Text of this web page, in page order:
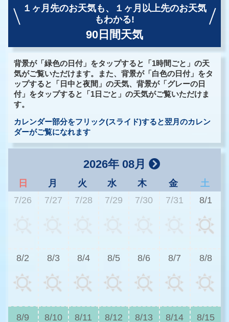
１ヶ月先のお天気も、
１ヶ月以上先のお天気
もわかる!
90日間天気
背景が「緑色の日付」をタップすると「1時間ごと」の天
気がご覧いただけます。また、背景が「白色の日付」をタ
ップすると「日中と夜間」の天気、背景が「グレーの日
付」をタップすると「1日ごと」の天気がご覧いただけま
す。
カレンダー部分をフリック(スライド)すると翌月のカレン
ダーがご覧になれます
2026年 08月
日 月 火 水 木 金
土
7/26
7/27 7/28 7/29 7/30 7/31 8/1
8/2 8/3 8/4 8/5 8/6 8/7 8/8
8/9 8/10 8/11 8/12 8/13 8/14 8/15